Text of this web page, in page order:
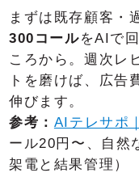
まずは既存顧客・
300コールをAIで
ころから。週次レ
トを磨けば、広告
伸びます。
参考： AIテレサポ
ール20円〜、自然
架電と結果管理）